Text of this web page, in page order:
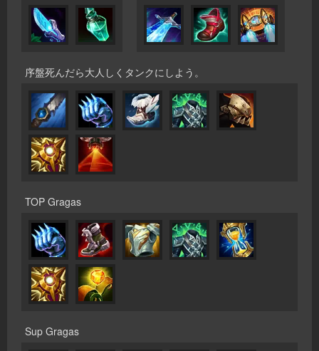
序盤死んだら大人しくタンクにしよう。
TOP Gragas
Sup Gragas